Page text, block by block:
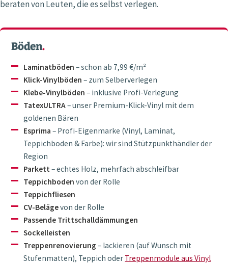
beraten von Leuten, die es selbst verlegen.
Böden.
Laminatböden – schon ab 7,99 €/m²
Klick-Vinylböden – zum Selberverlegen
Klebe-Vinylböden – inklusive Profi-Verlegung
TatexULTRA– unser Premium-Klick-Vinyl mit dem
goldenen Bären
Esprima – Profi-Eigenmarke (Vinyl, Laminat,
Teppichboden & Farbe): wir sind Stützpunkthändler der
Region
Parkett – echtes Holz, mehrfach abschleifbar
Teppichboden von der Rolle
Teppichfliesen
CV-Belägevon der Rolle
Passende Trittschalldämmungen
Sockelleisten
Treppenrenovierung – lackieren (auf Wunsch mit
Stufenmatten), Teppich oder Treppenmodule aus Vinyl